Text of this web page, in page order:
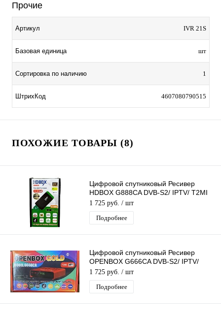
Прочие
Артикул IVR 21S
Базовая единица шт
Сортировка по наличию 1
ШтрихКод 4607080790515
ПОХОЖИЕ ТОВАРЫ (8)
Цифровой спутниковый Ресивер
HDBOX G888CA DVB-S2/ IPTV/ T2MI
слот для карты, поддержка 3G
модема
1 725 руб. / шт
Подробнее
Цифровой спутниковый Ресивер
OPENBOX G666CA DVB-S2/ IPTV/
T2MI слот для карты, поддержка 3G
модема
1 725 руб. / шт
Подробнее